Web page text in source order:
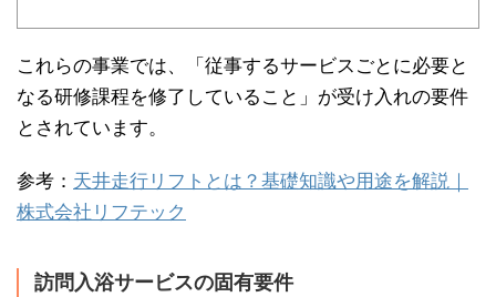
これらの事業では、「従事するサービスごとに必要と
なる研修課程を修了していること」が受け入れの要件
とされています。
参考： 天井走行リフトとは？基礎知識や用途を解説｜
株式会社リフテック
訪問入浴サービスの固有要件